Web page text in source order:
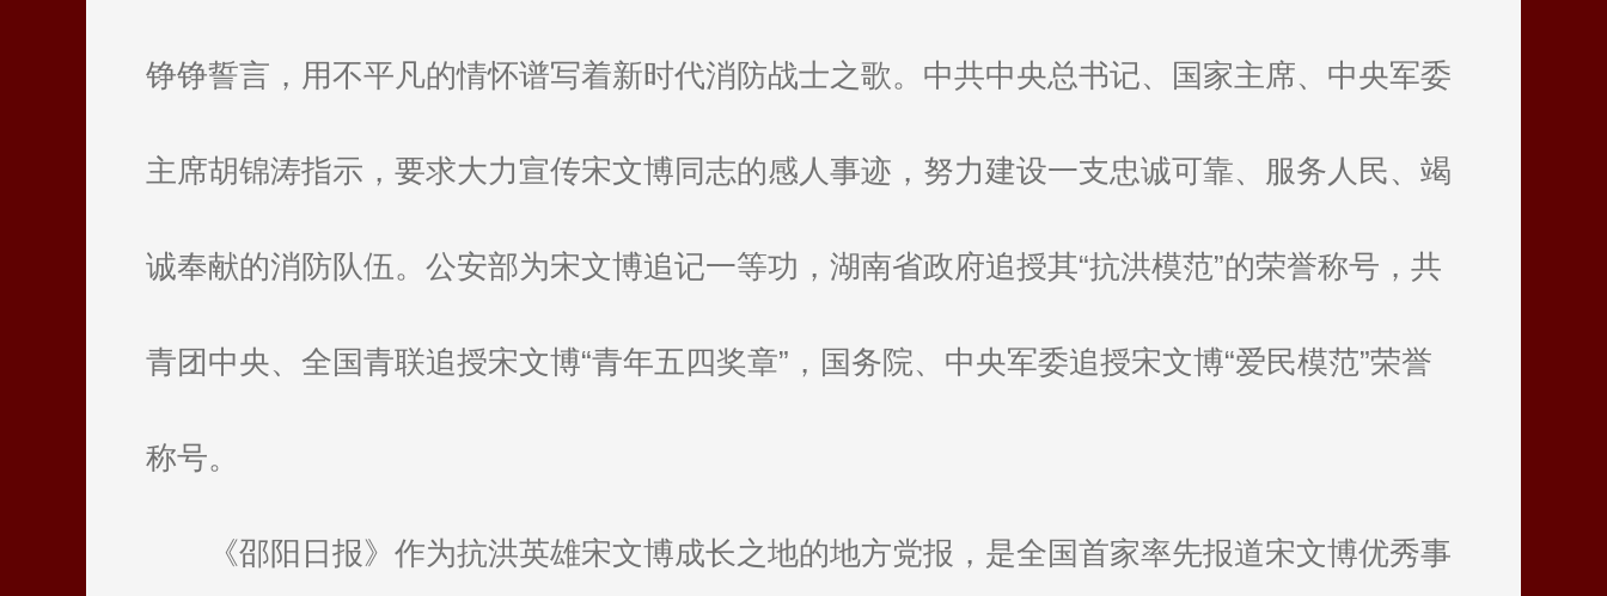
铮铮誓言，用不平凡的情怀谱写着新时代消防战士之歌。中共中央总书记、国家主席、中央军委
主席胡锦涛指示，要求大力宣传宋文博同志的感人事迹，努力建设一支忠诚可靠、服务人民、竭
诚奉献的消防队伍。公安部为宋文博追记一等功，湖南省政府追授其“抗洪模范”的荣誉称号，共
青团中央、全国青联追授宋文博“青年五四奖章”，国务院、中央军委追授宋文博“爱民模范”荣誉
称号。
《邵阳日报》作为抗洪英雄宋文博成长之地的地方党报，是全国首家率先报道宋文博优秀事